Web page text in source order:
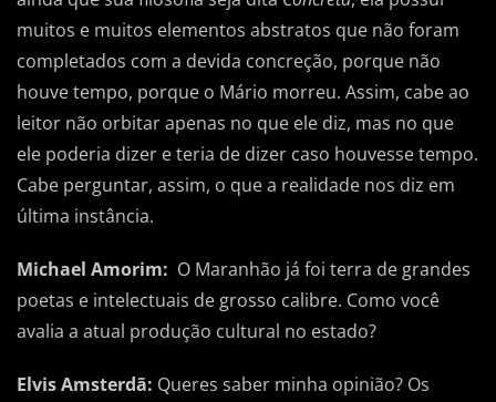
muitos e muitos elementos abstratos que não foram
completados com a devida concreção, porque não
houve tempo, porque o Mário morreu. Assim, cabe ao
leitor não orbitar apenas no que ele diz, mas no que
ele poderia dizer e teria de dizer caso houvesse tempo.
Cabe perguntar, assim, o que a realidade nos diz em
última instância.
Michael Amorim: O Maranhão já foi terra de grandes
poetas e intelectuais de grosso calibre. Como você
avalia a atual produção cultural no estado?
Elvis Amsterdã: Queres saber minha opinião? Os